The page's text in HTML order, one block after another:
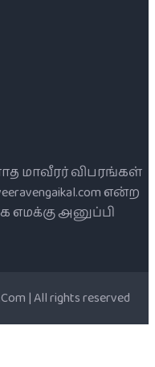
மாவீரர் விபரங்கள்
என்ற
எமக்கு அனுப்பி
| All rights reserved